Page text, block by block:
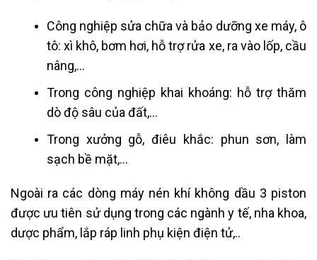
Công nghiệp sửa chữa và bảo dưỡng xe máy, ô
tô: xì khô, bơm hơi, hỗ trợ rửa xe, ra vào lốp, cầu
nâng,…
Trong công nghiệp khai khoáng: hỗ trợ thăm
dò độ sâu của đất,…
Trong xưởng gỗ, điêu khắc: phun sơn, làm
sạch bề mặt,…
Ngoài ra các dòng máy nén khí không dầu 3 piston
được ưu tiên sử dụng trong các ngành y tế, nha khoa,
dược phẩm, lắp ráp linh phụ kiện điện tử,..